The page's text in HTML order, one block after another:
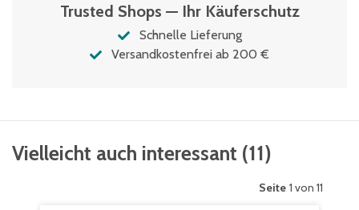
Trusted Shops — Ihr Käuferschutz
Schnelle Lieferung
Versandkostenfrei ab 200 €
Vielleicht auch interessant (11)
Seite 1 von 11